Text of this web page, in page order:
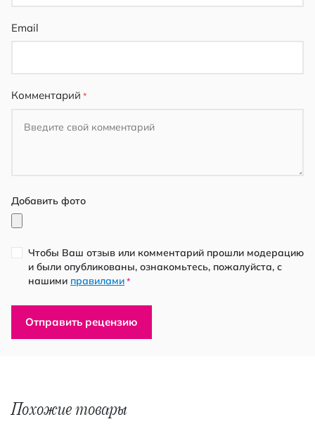
Email
Комментарий
Добавить фото
Чтобы Ваш отзыв или комментарий прошли модерацию
и были опубликованы, ознакомьтесь, пожалуйста, с
нашими правилами *
Отправить рецензию
Похожие товары